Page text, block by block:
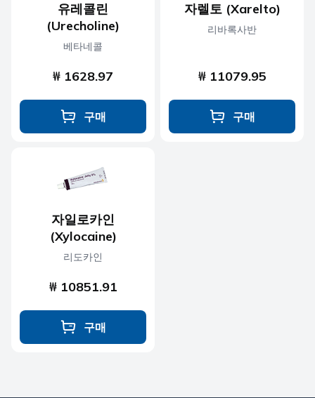
유레콜린
(Urecholine)
베타네콜
₩ 1628.97
구매
자렐토 (Xarelto)
리바록사반
₩ 11079.95
구매
자일로카인
(Xylocaine)
리도카인
₩ 10851.91
구매